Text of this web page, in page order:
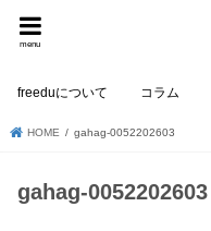
menu
freeduについて コラム
HOME gahag-0052202603
gahag-0052202603